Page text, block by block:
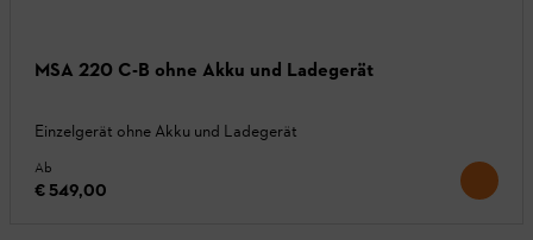
MSA 220 C-B ohne Akku und Ladegerät
Einzelgerät ohne Akku und Ladegerät
Ab
€ 549,00